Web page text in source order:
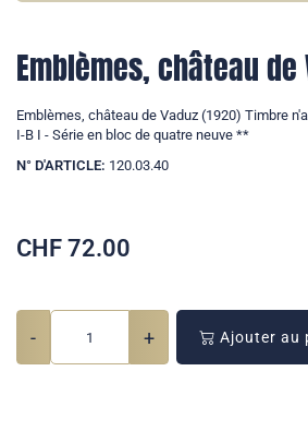
Emblèmes, château de
Emblèmes, château de Vaduz (1920) Timbre
I-B I - Série en bloc de quatre neuve **
N° D'ARTICLE: 120.03.40
CHF 72.00
- + Ajouter au